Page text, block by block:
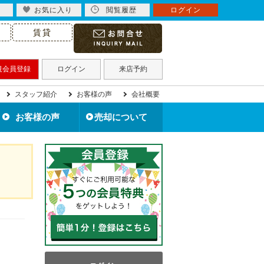
賃貸
会員登録 ログイン 来店予約
スタッフ紹介 お客様の声 会社概要
お客様の声 売却について
北九州市の不動産売却
離婚で不動産売却
相続で不動産売却
住み替えで不動産売却
空き家を売却
住宅ローン滞納で売却
不動産買取について
売却事例
無料売却査定
お気に入り 閲覧履歴 ログイン